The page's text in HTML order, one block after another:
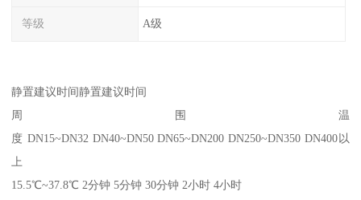
等级 A级
静置建议时间静置建议时间
周围温
度 DN15~DN32 DN40~DN50 DN65~DN200 DN250~DN350 DN400以
上
15.5℃~37.8℃ 2分钟 5分钟 30分钟 2小时 4小时